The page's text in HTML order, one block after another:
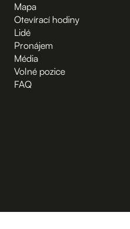
Mapa
Otevírací hodiny
Lidé
Pronájem
Média
Volné pozice
FAQ